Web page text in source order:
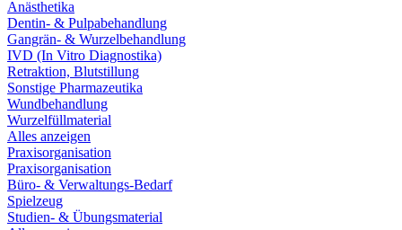
Anästhetika
Dentin- & Pulpabehandlung
Gangrän- & Wurzelbehandlung
IVD (In Vitro Diagnostika)
Retraktion, Blutstillung
Sonstige Pharmazeutika
Wundbehandlung
Wurzelfüllmaterial
Alles anzeigen
Praxisorganisation
Praxisorganisation
Büro- & Verwaltungs-Bedarf
Spielzeug
Studien- & Übungsmaterial